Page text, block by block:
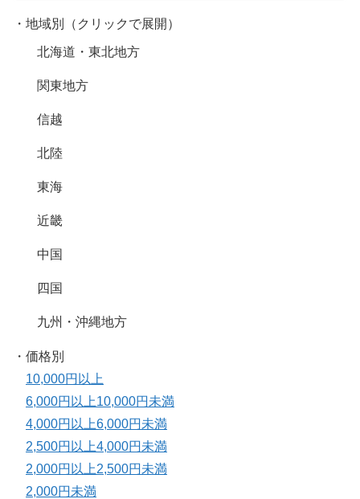
・地域別（クリックで展開）
北海道・東北地方
関東地方
信越
北陸
東海
近畿
中国
四国
九州・沖縄地方
・価格別
10,000円以上
6,000円以上10,000円未満
4,000円以上6,000円未満
2,500円以上4,000円未満
2,000円以上2,500円未満
2,000円未満